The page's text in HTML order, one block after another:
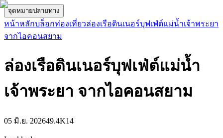
จุดหมายปลายทาง
หน้าหลักบล็อกท่องเที่ยวล่องเรือดินเนอร์บุฟเฟ่ต์แม่น้ำเจ้าพระยา
จากไอคอนสยาม
ล่องเรือดินเนอร์บุฟเฟ่ต์แม่น้ำ
เจ้าพระยา จากไอคอนสยาม
05 มิ.ย. 202649.4K14